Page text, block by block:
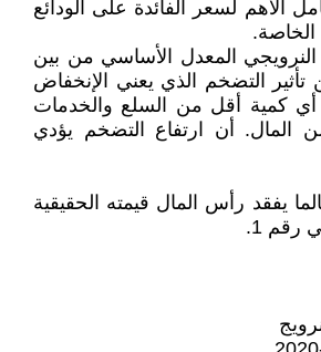
الأهم لسعر الفائدة على الودائع
الخاصة.
النرويجي المعدل الأساسي من بين
التضخم الذي يعني الإنخفاض
أي كمية أقل من السلع والخدمات
المال. أن ارتفاع التضخم يؤدي
يفقد رأس المال قيمته الحقيقية
رقم 1.